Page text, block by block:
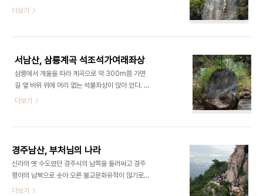
새김으로 조각되어 있다. 불상이 조각되어 있는 바위
대좌 위에 서 있는 관음보살(세상의 모든 불행과 고
통으로부터 사람들을 지켜주고 세상을 구하는 보살,
관세음보살 또는 관자재보살이라고도 함)상이다. 이
불상의 머리에는 보관(보석으로 화려하게 꾸민 모자)
을 쓰고 있으며, 부드러운 미소를 띤 얼굴은 부처의
슴에 대고, 아래쪽으로 내린 왼손에는 보병(꽃병이나
더보기
서남산, 삼릉계곡 석조석가여래좌상
삼릉에서 개울을 따라 계곡으로 약 300m쯤 가면
길 옆 바위 위에 머리 없는 석불좌상이 앉아 있다. 이
불상의 높이는 1.6m이고 양 무릎 너비가 1.56m되
없어졌으나 목에는 삼도(악인이 죽어서 가는 세 가지
의 괴로운 세계 즉 지옥도, 축생도, 아귀도이다)가 뚜
렷하게 남아 있고, 매우 정교하게 조각된 법의(승려
가 입는 가사나 장삼 따위의 옷)에는 옷을 묶는 매듭
과 함께 옷주름들이 생생하게 남아 있다. 불상의 뒷면
더보기
경주남산, 부처님의 나라
신라의 옛 수도였던 경주시의 남쪽을 둘러싸고 경주
평야의 남북으로 솟아 오른 불교문화유적이 많기로
유명한 산이다. 경주평야의 주위에는 서쪽에 선도산,
더보기